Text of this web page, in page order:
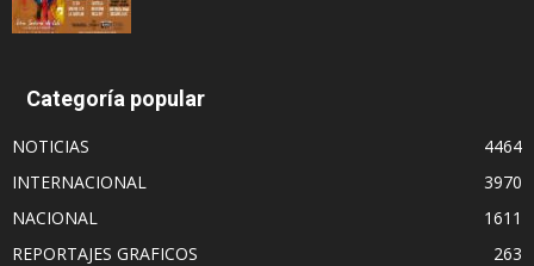
Categoría popular
NOTICIAS
4464
INTERNACIONAL
3970
NACIONAL
1611
REPORTAJES GRAFICOS
263